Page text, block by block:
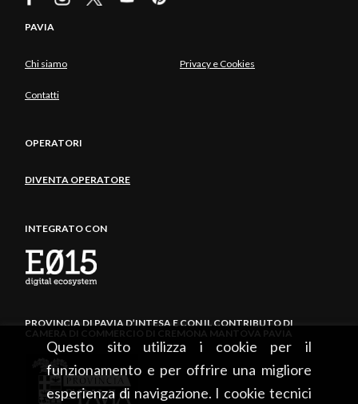
Questo sito utilizza i cookie per il
funzionamento e per offrire una migliore
esperienza di navigazione. I cookie tecnici
PAVIA
Chi siamo Privacy e Cookies
Contatti
OPERATORI
DIVENTA OPERATORE
INTEGRATO CON
PROVINCIA DI PAVIA D’INTESA E CON IL CONTRIBUTO DI
CAMERA DI COMMERCIO DI CREMONA MANTOVA PAVIA